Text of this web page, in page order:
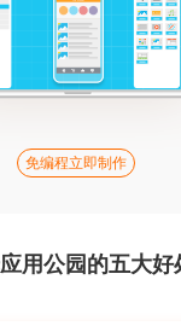
免编程立即制作
用公园的五大好